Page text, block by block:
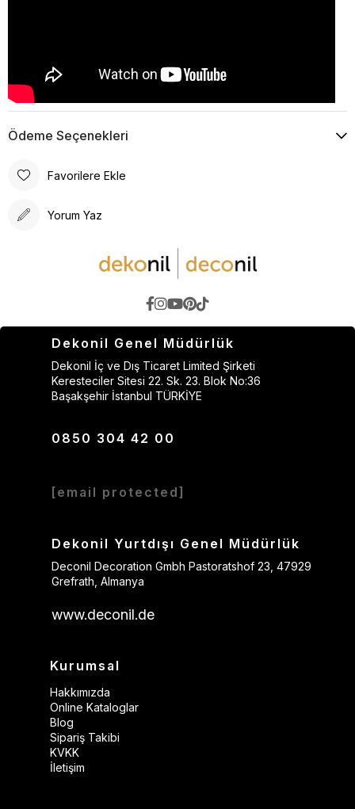
Ödeme Seçenekleri
Favorilere Ekle
Yorum Yaz
Dekonil Genel Müdürlük
Dekonil İç ve Dış Ticaret Limited Şirketi
Keresteciler Sitesi 22. Sk. 23. Blok No:36
Başakşehir İstanbul TÜRKİYE
0850 304 42 00
[email protected]
Dekonil Yurtdışı Genel Müdürlük
Deconil Decoration Gmbh Pastoratshof 23, 47929
Grefrath, Almanya
www.deconil.de
Kurumsal
Hakkımızda
Online Kataloglar
Blog
Sipariş Takibi
KVKK
İletişim